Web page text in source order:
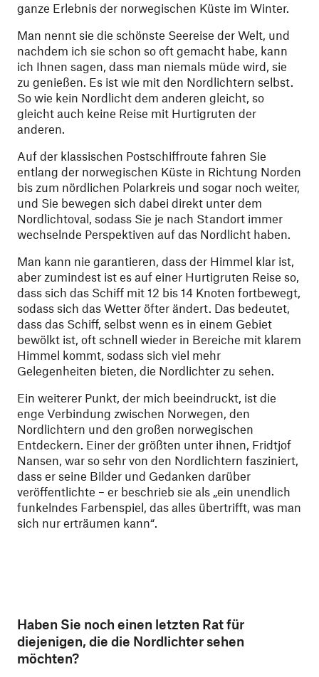
ganze Erlebnis der norwegischen Küste im Winter.
Man nennt sie die schönste Seereise der Welt, und
nachdem ich sie schon so oft gemacht habe, kann
ich Ihnen sagen, dass man niemals müde wird, sie
zu genießen. Es ist wie mit den Nordlichtern selbst.
So wie kein Nordlicht dem anderen gleicht, so
gleicht auch keine Reise mit Hurtigruten der
anderen.
Auf der klassischen Postschiffroute fahren Sie
entlang der norwegischen Küste in Richtung Norden
bis zum nördlichen Polarkreis und sogar noch weiter,
und Sie bewegen sich dabei direkt unter dem
Nordlichtoval, sodass Sie je nach Standort immer
wechselnde Perspektiven auf das Nordlicht haben.
Man kann nie garantieren, dass der Himmel klar ist,
aber zumindest ist es auf einer Hurtigruten Reise so,
dass sich das Schiff mit 12 bis 14 Knoten fortbewegt,
sodass sich das Wetter öfter ändert. Das bedeutet,
dass das Schiff, selbst wenn es in einem Gebiet
bewölkt ist, oft schnell wieder in Bereiche mit klarem
Himmel kommt, sodass sich viel mehr
Gelegenheiten bieten, die Nordlichter zu sehen.
Ein weiterer Punkt, der mich beeindruckt, ist die
enge Verbindung zwischen Norwegen, den
Nordlichtern und den großen norwegischen
Entdeckern. Einer der größten unter ihnen, Fridtjof
Nansen, war so sehr von den Nordlichtern fasziniert,
dass er seine Bilder und Gedanken darüber
veröffentlichte – er beschrieb sie als „ein unendlich
funkelndes Farbenspiel, das alles übertrifft, was man
sich nur erträumen kann“.
Haben Sie noch einen letzten Rat für
diejenigen, die die Nordlichter sehen
möchten?